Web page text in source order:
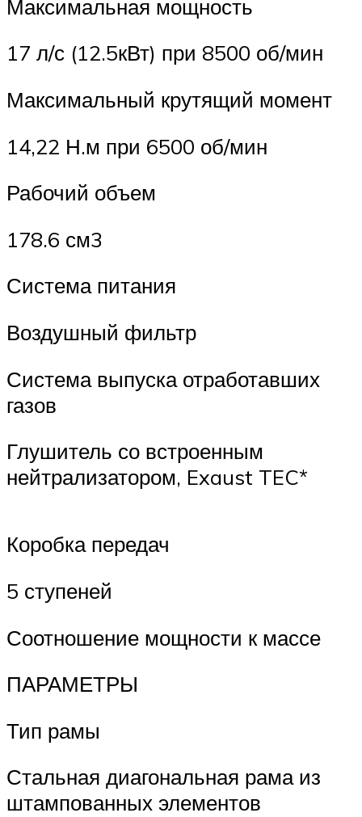
Максимальная мощность
17 л/с (12.5кВт) при 8500 об/мин
Максимальный крутящий момент
14,22 Н.м при 6500 об/мин
Рабочий объем
178.6 см3
Система питания
Воздушный фильтр
Система выпуска отработавших
газов
Глушитель со встроенным
нейтрализатором, Exaust TEC*
Коробка передач
5 ступеней
Соотношение мощности к массе
ПАРАМЕТРЫ
Тип рамы
Стальная диагональная рама из
штампованных элементов